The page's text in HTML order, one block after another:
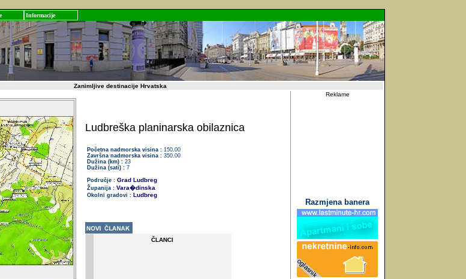
Informacije
Zanimljive destinacije Hrvatska
Ludbreška planinarska obilaznica
Početna nadmorska visina :150.00
Završna nadmorska visina :350.00
Dužina (km) :23
Dužina (sati) :7
Područje : Grad Ludbreg
Županija : Vara�dinska
Okolni gradovi : Ludbreg
ČLANCI
Reklame
Razmjena banera